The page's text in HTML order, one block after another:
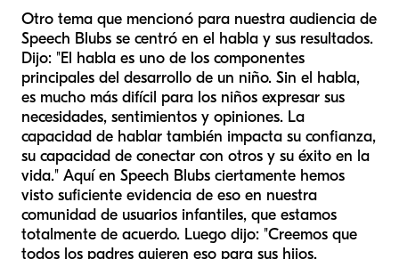
Otro tema que mencionó para nuestra audiencia de
Speech Blubs se centró en el habla y sus resultados.
Dijo: "El habla es uno de los componentes
principales del desarrollo de un niño. Sin el habla,
es mucho más difícil para los niños expresar sus
necesidades, sentimientos y opiniones. La
capacidad de hablar también impacta su confianza,
su capacidad de conectar con otros y su éxito en la
vida." Aquí en Speech Blubs ciertamente hemos
visto suficiente evidencia de eso en nuestra
comunidad de usuarios infantiles, que estamos
totalmente de acuerdo. Luego dijo: "Creemos que
todos los padres quieren eso para sus hijos,